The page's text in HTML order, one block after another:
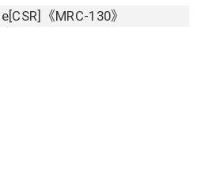
《MRC-130》